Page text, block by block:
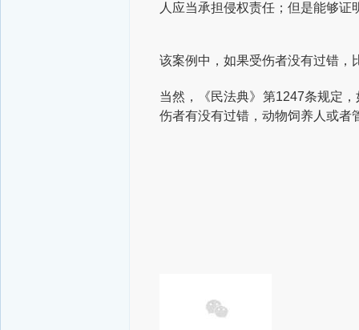
人应当承担侵权责任；但是能够
该案例中，如果受伤者没有过错，
当然，《民法典》第1247条规定
伤者有没有过错，动物饲养人或者